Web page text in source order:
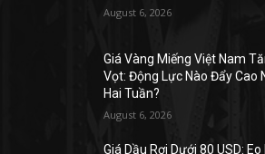
August 6, 2026
Giá Vàng Miếng Việt Nam
Vọt: Động Lực Nào Đẩy Cao
Hai Tuần?
August 6, 2026
Giá Dầu Rơi Dưới 80 USD: Eo